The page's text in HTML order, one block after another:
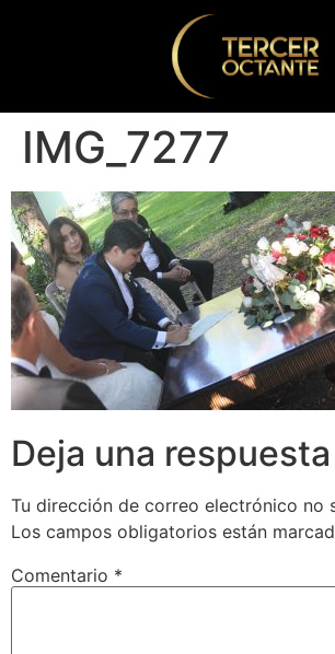
IMG_7277
Deja una respuesta
Tu dirección de correo electrónico no
Los campos obligatorios están
Comentario *